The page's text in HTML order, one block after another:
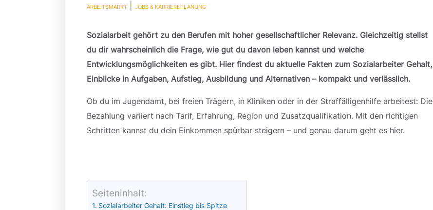
ARBEITSMARKT |JOBS & KARRIEREPLANUNG
Sozialarbeit gehört zu den Berufen mit hoher gesellschaftlicher Relevanz. Gleichzeitig stellst
du dir wahrscheinlich die Frage, wie gut du davon leben kannst und welche
Entwicklungsmöglichkeiten es gibt. Hier findest du aktuelle Fakten zum Sozialarbeiter Gehalt,
Einblicke in Aufgaben, Aufstieg, Ausbildung und Alternativen – kompakt und verlässlich.
Ob du im Jugendamt, bei freien Trägern, in Kliniken oder in der Straffälligenhilfe arbeitest: Die
Bezahlung variiert nach Tarif, Erfahrung, Region und Zusatzqualifikation. Mit den richtigen
Schritten kannst du dein Einkommen spürbar steigern – und genau darum geht es hier.
Seiteninhalt:
Sozialarbeiter Gehalt: Einstieg bis Spitze